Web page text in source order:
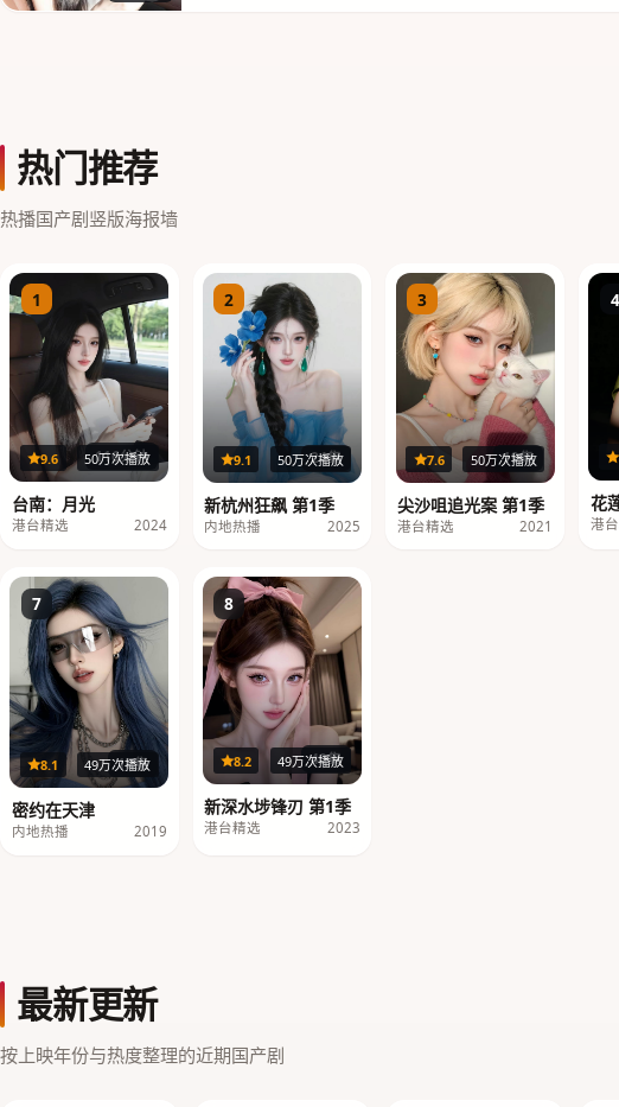
热门推荐
热播国产剧竖版海报墙
1
116分钟
9.6 50万次播放
台南：月光
港台精选 2024
2
24集
9.1 50万次播放
新杭州狂飙 第1季
内地热播 2025
3
19集
7.6 50万次播放
尖沙咀追光案 第1季
港台精选 2021
4
花
港
7
18集
8.1 49万次播放
密约在天津
内地热播 2019
8
40集
8.2 49万次播放
新深水埗锋刃 第1季
港台精选 2023
最新更新
按上映年份与热度整理的近期国产剧